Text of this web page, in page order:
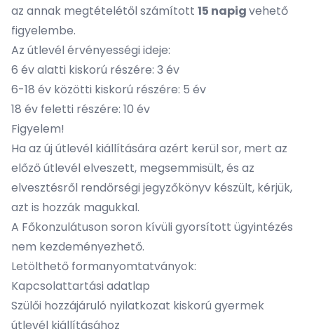
az annak megtételétől számított 15 napigvehető
figyelembe.
Az útlevél érvényességi ideje:
6 év alatti kiskorú részére: 3 év
6-18 év közötti kiskorú részére: 5 év
18 év feletti részére: 10 év
Figyelem!
Ha az új útlevél kiállítására azért kerül sor, mert az
előző útlevél elveszett, megsemmisült, és az
elvesztésről rendőrségi jegyzőkönyv készült, kérjük,
azt is hozzák magukkal.
A Főkonzulátuson soron kívüli gyorsított ügyintézés
nem kezdeményezhető.
Letölthető formanyomtatványok:
Kapcsolattartási adatlap
Szülői hozzájáruló nyilatkozat kiskorú gyermek
útlevél kiállításához